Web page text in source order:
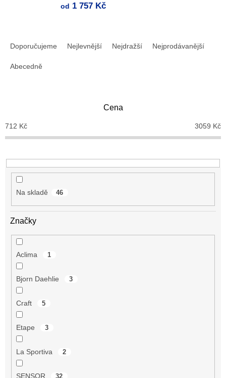
od 1 757 Kč
o
d
k
t
Doporučujeme Nejlevnější Nejdražší Nejprodávanější
Abecedně
Cena
712 Kč 3059 Kč
Na skladě 46
Značky
Aclima 1
Bjorn Daehlie 3
Craft 5
Etape 3
La Sportiva 2
SENSOR 32